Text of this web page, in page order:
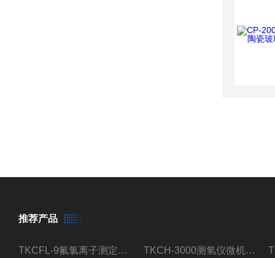
推荐产品
TKCFL-9氟氯离子测定仪自动煤质检测 TKCH-3000测氢仪微机氢元素测定煤质检测